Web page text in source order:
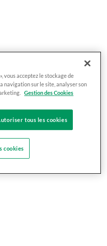
vous acceptez le stockage de
navigation sur le site, analyser son
Gestion des Cookies
tous les cookies
cookies